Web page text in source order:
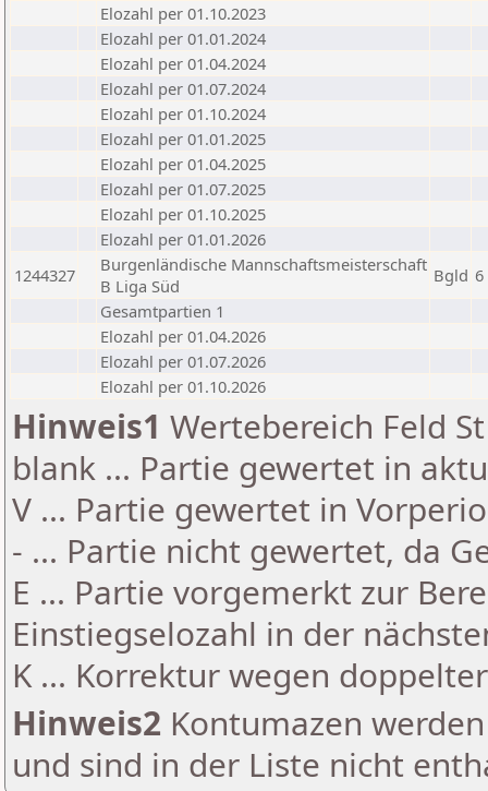
Elozahl per 01.10.2023
Elozahl per 01.01.2024
Elozahl per 01.04.2024
Elozahl per 01.07.2024
Elozahl per 01.10.2024
Elozahl per 01.01.2025
Elozahl per 01.04.2025
Elozahl per 01.07.2025
Elozahl per 01.10.2025
Elozahl per 01.01.2026
1244327
Burgenländische Mannschaftsmeisterschaft
B Liga Süd
Bgld 6
Gesamtpartien 1
Elozahl per 01.04.2026
Elozahl per 01.07.2026
Elozahl per 01.10.2026
Hinweis1 Wertebereich Feld
blank ... Partie gewertet in
V ... Partie gewertet in
- ... Partie nicht gewertet, da
E ... Partie vorgemerkt zur
Einstiegselozahl in der
K ... Korrektur wegen
Hinweis2 Kontumazen
und sind in der Liste nicht